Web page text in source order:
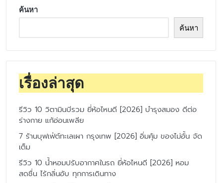
ค้นหา
ค้นหา
เรื่องล่าสุด
รีวิว 10 วิตามินบีรวม ยี่ห้อไหนดี [2026] บำรุงสมอง ดีต่อ
ร่างกาย แก้อ่อนเพลีย
7 ร้านบุฟเฟ่ต์ทะเลเผา กรุงเทพ [2026] อิ่มคุ้ม ของไม่อั้น จัด
เต็ม
รีวิว 10 น้ำหอมปรับอากาศในรถ ยี่ห้อไหนดี [2026] หอม
สดชื่น ไร้กลิ่นอับ ทุกการเดินทาง